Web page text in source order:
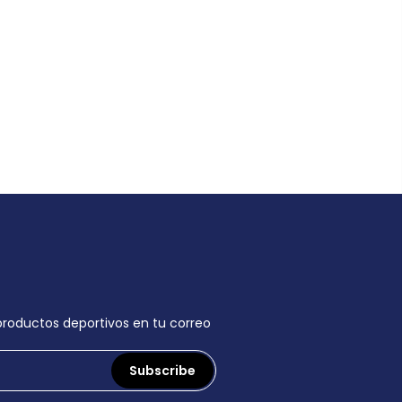
deportivos en tu correo
Subscribe